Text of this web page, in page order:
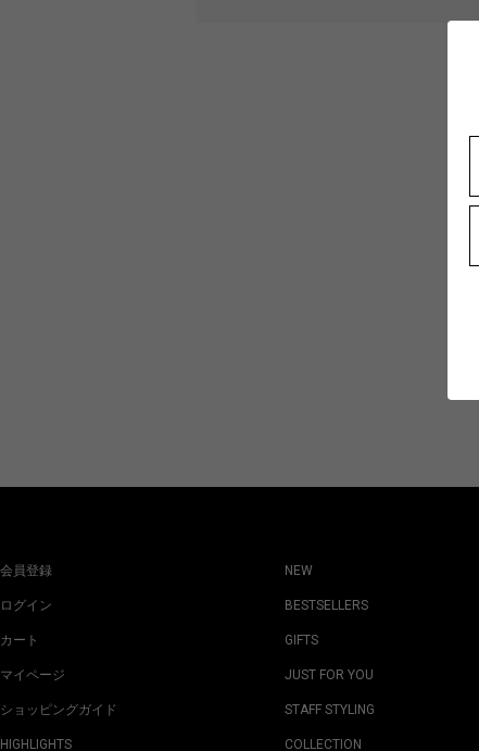
会員登録
ログイン
カート
マイページ
ショッピングガイド
HIGHLIGHTS
NEW
BESTSELLERS
GIFTS
JUST FOR YOU
STAFF STYLING
COLLECTION